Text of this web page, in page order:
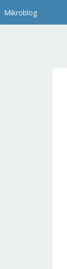
Mikroblog